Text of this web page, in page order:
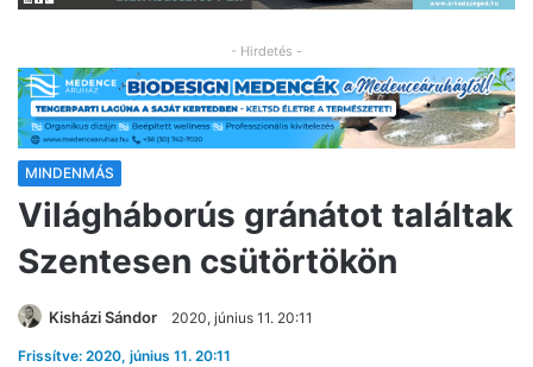
- Hirdetés -
MINDENMÁS
Világháborús gránátot találtak
Szentesen csütörtökön
Kisházi Sándor 2020, június 11. 20:11
Frissítve: 2020, június 11. 20:11